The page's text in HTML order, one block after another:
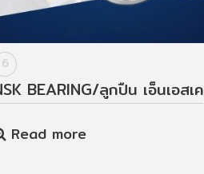
6
BEARING/ลูกปืน เอ็นเอสเค
Read more